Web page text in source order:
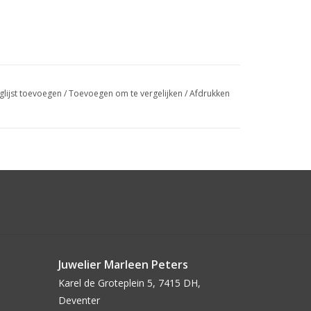
toevoegen /Toevoegen om te vergelijken /Afdrukken
Juwelier Marleen Peters
Karel de Groteplein 5, 7415 DH,
Deventer